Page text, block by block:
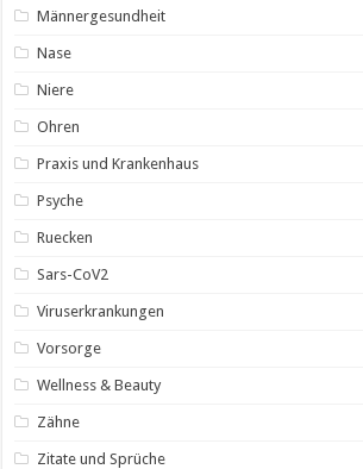
Männergesundheit
Nase
Niere
Ohren
Praxis und Krankenhaus
Psyche
Ruecken
Sars-CoV2
Viruserkrankungen
Vorsorge
Wellness & Beauty
Zähne
Zitate und Sprüche